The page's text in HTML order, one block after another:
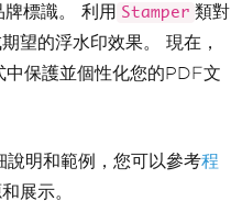
標識。 利用 Stamper 類對
望的浮水印效果。 現在，
保護並個性化您的PDF文
明和範例，您可以參考程
展示。